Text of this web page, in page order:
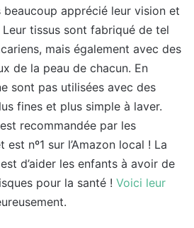
beaucoup apprécié leur vision et
tissus sont fabriqué de tel
mais également avec des
de la peau de chacun. En
sont pas utilisées avec des
fines et plus simple à laver.
est recommandée par les
nº1 sur l’Amazon local ! La
d’aider les enfants à avoir de
pour la santé ! Voici leur